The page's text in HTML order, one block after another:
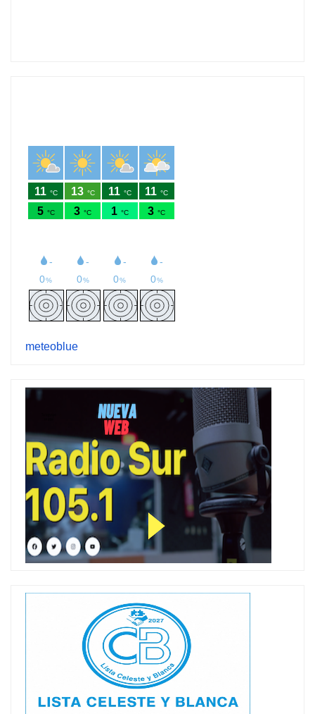
meteoblue